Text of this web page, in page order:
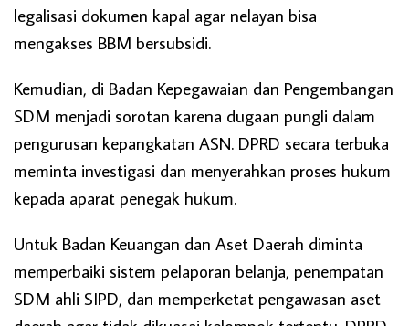
legalisasi dokumen kapal agar nelayan bisa
mengakses BBM bersubsidi.
Kemudian, di Badan Kepegawaian dan Pengembangan
SDM menjadi sorotan karena dugaan pungli dalam
pengurusan kepangkatan ASN. DPRD secara terbuka
meminta investigasi dan menyerahkan proses hukum
kepada aparat penegak hukum.
Untuk Badan Keuangan dan Aset Daerah diminta
memperbaiki sistem pelaporan belanja, penempatan
SDM ahli SIPD, dan memperketat pengawasan aset